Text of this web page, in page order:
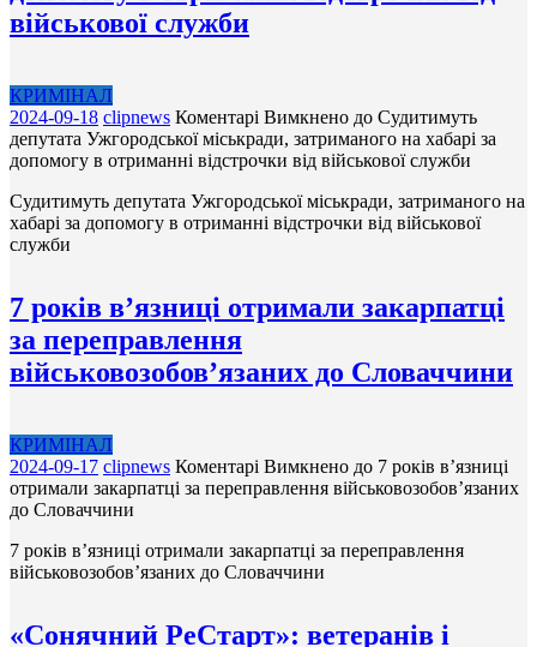
військової служби
КРИМІНАЛ
2024-09-18 clipnews Коментарі Вимкнено до Судитимуть
депутата Ужгородської міськради, затриманого на хабарі за
допомогу в отриманні відстрочки від військової служби
Судитимуть депутата Ужгородської міськради, затриманого на
хабарі за допомогу в отриманні відстрочки від військової
служби
7 років в’язниці отримали закарпатці
за переправлення
військовозобов’язаних до Словаччини
КРИМІНАЛ
2024-09-17 clipnews Коментарі Вимкнено до 7 років в’язниці
отримали закарпатці за переправлення військовозобов’язаних
до Словаччини
7 років в’язниці отримали закарпатці за переправлення
військовозобов’язаних до Словаччини
«Сонячний РеСтарт»: ветеранів і